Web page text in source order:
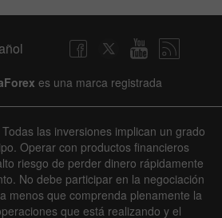
es una marca registrada
las inversiones implican un grado
Operar con productos financieros
riesgo de perder dinero rápidamente
No debe participar en la negociación
menos que comprenda plenamente la
que está realizando y el